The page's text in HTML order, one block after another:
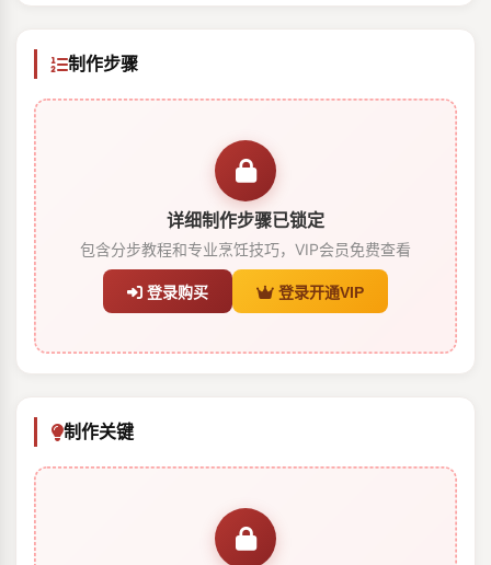
制作步骤
详细制作步骤已锁定
包含分步教程和专业烹饪技巧，VIP会员免费查看
登录购买 登录开通VIP
制作关键